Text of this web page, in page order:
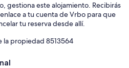
gestiona este alojamiento. Recibirás
a tu cuenta de Vrbo para que
tu reserva desde allí.
propiedad 8513564